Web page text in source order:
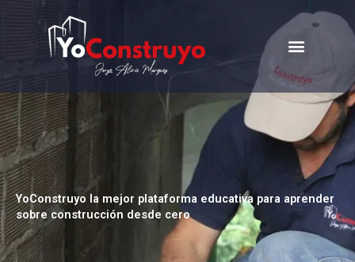
contenido
Menu
YoConstruyo la mejor plataforma educativa para aprender
sobre construcción desde cero